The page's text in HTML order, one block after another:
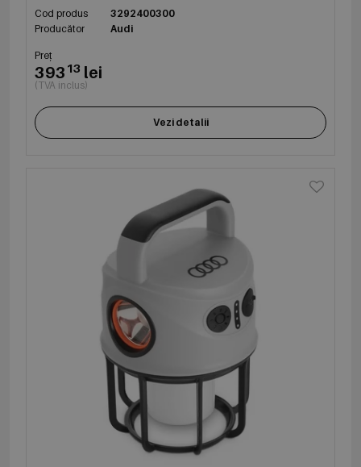
Cod produs
3292400300
Producător
Audi
Preț
393 13 lei
(TVA inclus)
Vezi detalii